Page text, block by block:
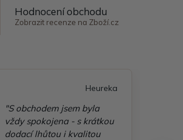
Hodnocení obchodu
Zobrazit recenze na Zboží.cz
Heureka
"S obchodem jsem byla
vždy spokojena - s krátkou
dodací lhůtou i kvalitou